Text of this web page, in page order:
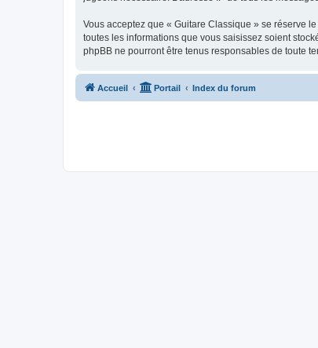
Vous acceptez que « Guitare Classique » se réserve
toutes les informations que vous saisissez soient
phpBB ne pourront être tenus responsables de toute
Accueil Portail Index du forum